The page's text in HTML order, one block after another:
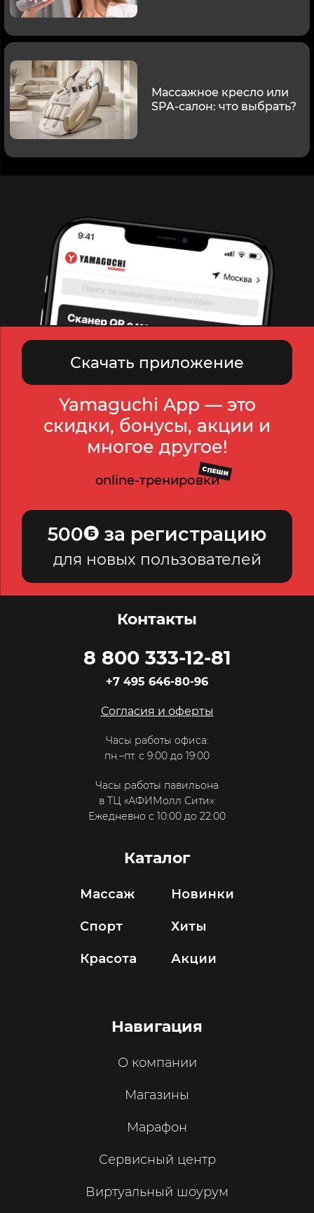
Массажное кресло или
SPA-салон: что выбрать?
Скачать приложение
Yamaguchi App — это
скидки, бонусы, акции и
многое другое!
online-тренировки
СПЕШИ
500 за регистрацию
для новых пользователей
Контакты
8 800 333-12-81
+7 495 646-80-96
Согласия и оферты
Часы работы офиса:
пн.–пт. с 9:00 до 19:00
Часы работы павильона
в ТЦ «АФИМолл Сити»:
Ежедневно с 10:00 до 22:00
Каталог
Массаж
Спорт
Красота
Новинки
Хиты
Акции
Навигация
О компании
Магазины
Марафон
Сервисный центр
Виртуальный шоурум